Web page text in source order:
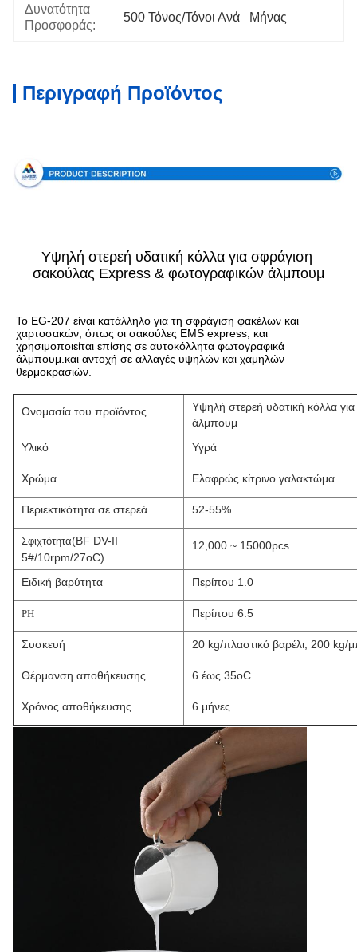
Δυνατότητα
Προσφοράς:
500 Τόνος/τόνοι Ανά   Μήνας
Περιγραφή Προϊόντος
Υψηλή στερεή υδατική κόλλα για σφράγιση
σακούλας Express & φωτογραφικών άλμπουμ
Το EG-207 είναι κατάλληλο για τη σφράγιση φακέλων και
χαρτοσακών, όπως οι σακούλες EMS express, και
χρησιμοποιείται επίσης σε αυτοκόλλητα φωτογραφικά
άλμπουμ.και αντοχή σε αλλαγές υψηλών και χαμηλών
θερμοκρασιών.
Ονομασία του προϊόντος
Υψηλή στερεή υδατική κόλλα
άλμπουμ
Υλικό
Υγρά
Χρώμα Ελαφρώς κίτρινο γαλακτώμα
Περιεκτικότητα σε στερεά 52-55%
Σφιχτότητα(BF DV-II
5#/10rpm/27oC)
12,000 ~ 15000pcs
Ειδική βαρύτητα Περίπου 1.0
PH Περίπου 6.5
Συσκευή 20 kg/πλαστικό βαρέλι, 200 kg/
Θέρμανση αποθήκευσης 6 έως 35oC
Χρόνος αποθήκευσης 6 μήνες